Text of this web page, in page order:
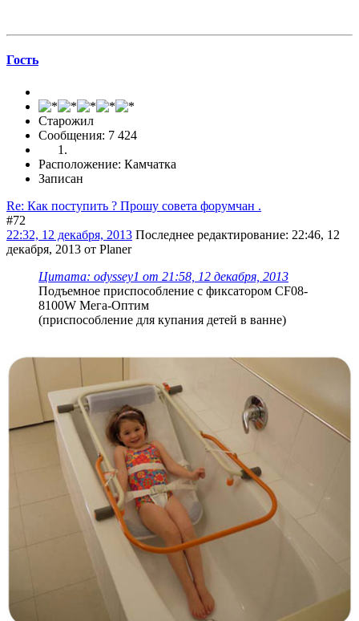
Гоcть
Старожил
Сообщения: 7 424
Расположение: Камчатка
Записан
Re: Как поступить ? Прошу совета форумчан .
#72
22:32, 12 декабря, 2013 Последнее редактирование: 22:46, 12
декабря, 2013 от Planer
Цитата: odyssey1 от 21:58, 12 декабря, 2013
Подъемное приспособление с фиксатором CF08-
8100W Мега-Оптим
(приспособление для купания детей в ванне)